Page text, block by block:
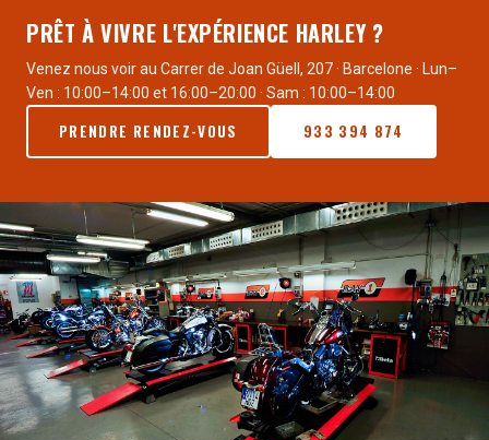
PRÊT À VIVRE L'EXPÉRIENCE HARLEY ?
Venez nous voir au Carrer de Joan Güell, 207 · Barcelone · Lun–
Ven : 10:00–14:00 et 16:00–20:00 · Sam : 10:00–14:00
PRENDRE RENDEZ-VOUS 933 394 874